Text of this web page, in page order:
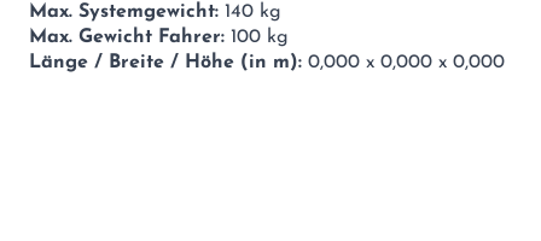
Max. Systemgewicht: 140 kg
Max. Gewicht Fahrer: 100 kg
Länge / Breite / Höhe (in m): 0,000 x 0,000 x 0,000